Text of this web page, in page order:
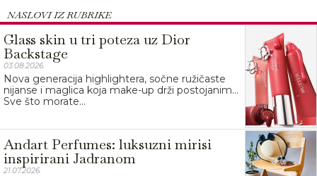
NASLOVI IZ RUBRIKE
Glass skin u tri poteza uz Dior
Backstage
03.08.2026.
Nova generacija highlightera, sočne ružičaste
nijanse i maglica koja make-up drži postojanim…
Sve što morate...
Andart Perfumes: luksuzni mirisi
inspirirani Jadranom
21.07.2026.